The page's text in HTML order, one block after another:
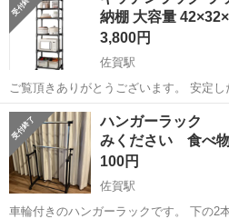
納棚 大容量
3,800円
佐賀駅
ご覧頂きありがとうございます。 安定した構造】このブラックシェル
フユニットは、頑丈な厚みのある金属パ
でできており、汚れや腐食に耐えるよ
おり、長期間使用できます。 棚の各...
佐賀 佐賀市 佐賀駅 収納家具
ハンガーラック
みください 食べ
100円
佐賀駅
車輪付きのハンガーラックです。 下の2